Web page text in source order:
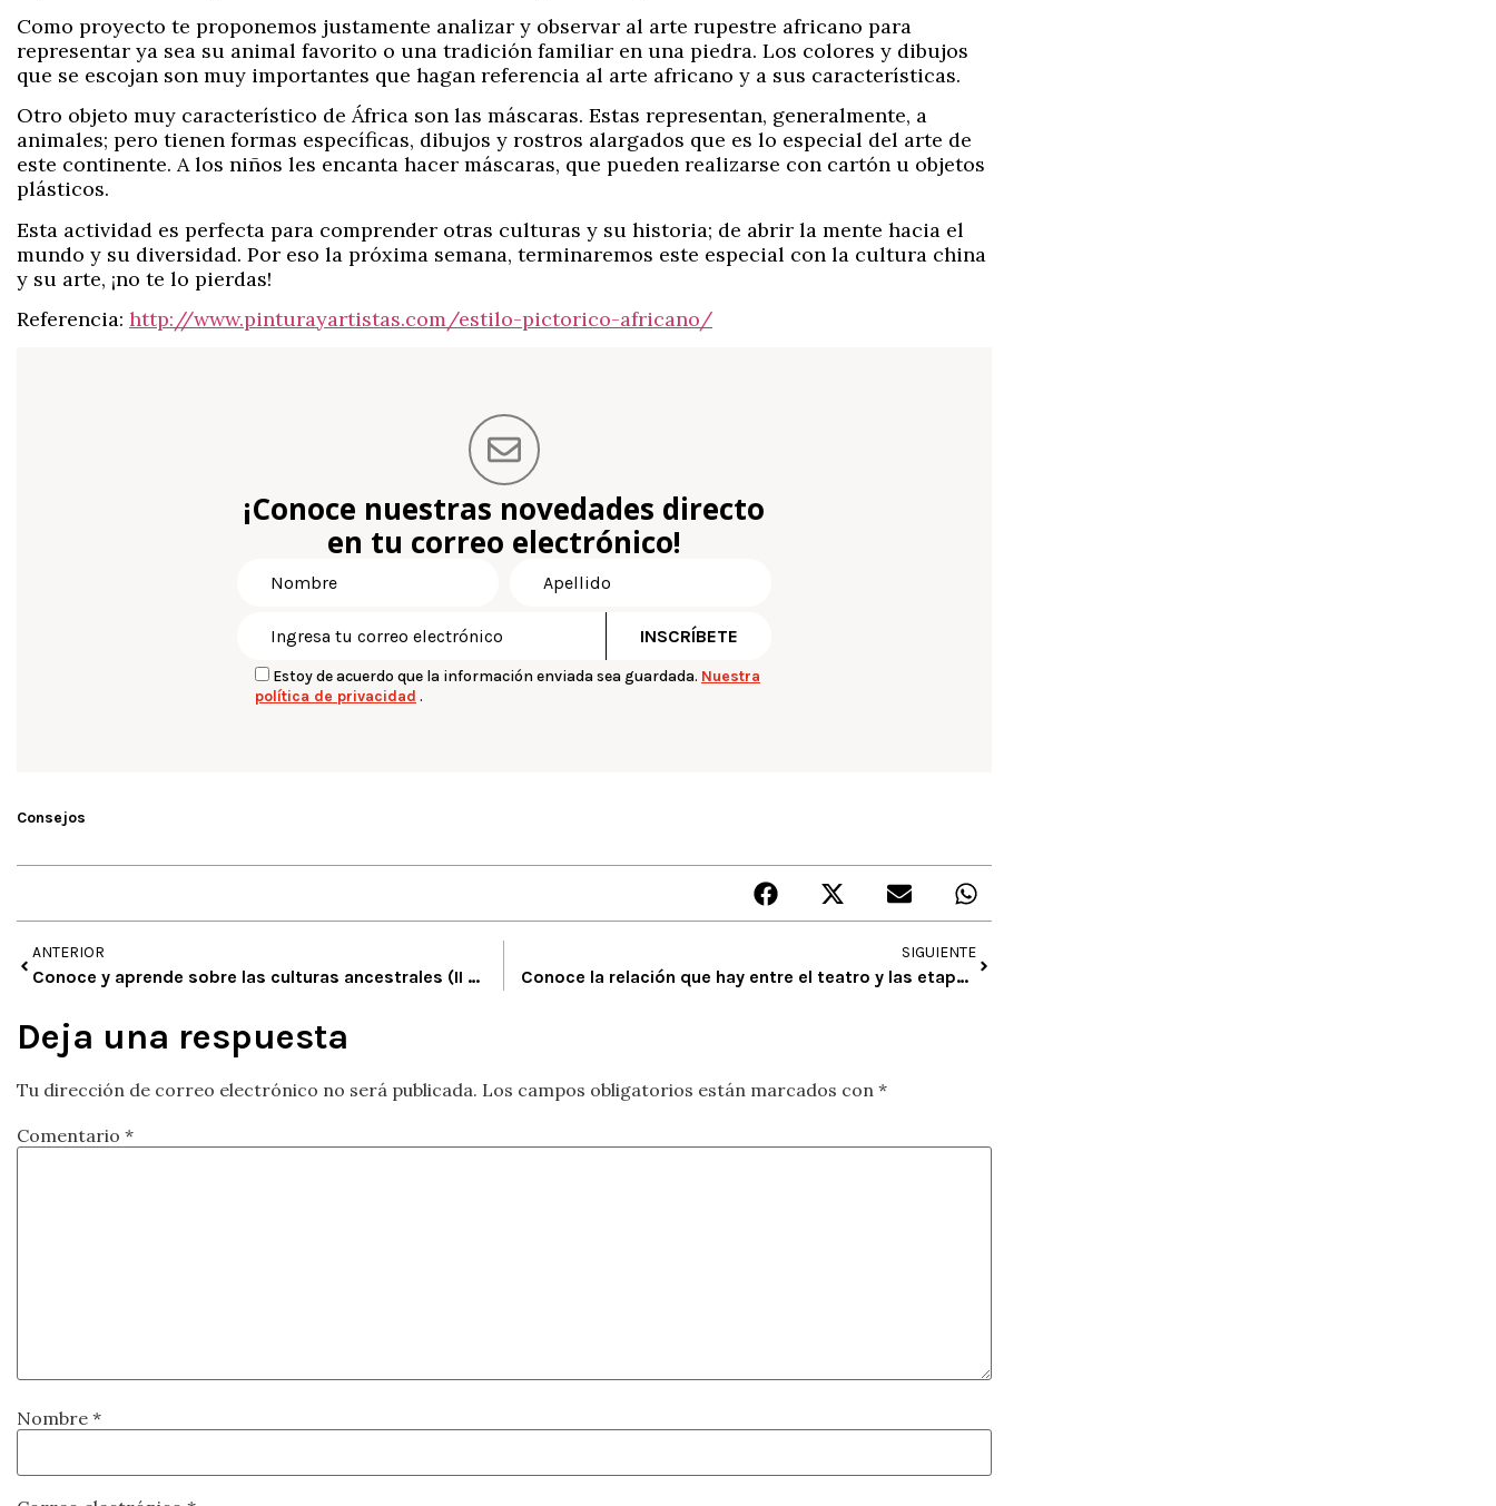
Como proyecto te proponemos justamente analizar y observar al arte rupestre africano para
representar ya sea su animal favorito o una tradición familiar en una piedra. Los colores y dibujos
que se escojan son muy importantes que hagan referencia al arte africano y a sus características.
Otro objeto muy característico de África son las máscaras. Estas representan, generalmente, a
animales; pero tienen formas específicas, dibujos y rostros alargados que es lo especial del arte de
este continente. A los niños les encanta hacer máscaras, que pueden realizarse con cartón u objetos
plásticos.
Esta actividad es perfecta para comprender otras culturas y su historia; de abrir la mente hacia el
mundo y su diversidad. Por eso la próxima semana, terminaremos este especial con la cultura china
y su arte, ¡no te lo pierdas!
Referencia: http://www.pinturayartistas.com/estilo-pictorico-africano/
¡Conoce nuestras novedades directo
en tu correo electrónico!
Estoy de acuerdo que la información enviada sea guardada. Nuestra
política de privacidad .
Consejos
ANTERIOR
Conoce y aprende sobre las culturas ancestrales (II entrega)
SIGUIENTE
Conoce la relación que hay entre el teatro y las etapas de desarrollo de los niños (I entrega)
Deja una respuesta
Tu dirección de correo electrónico no será publicada. Los campos obligatorios están marcados con *
Comentario *
Nombre *